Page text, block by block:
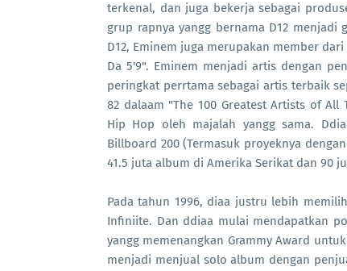
terkenal, dan juga bekerja sebagai
grup rapnya yangg bernama D12
D12, Eminem juga merupakan member
Da 5'9". Eminem menjadi artis dengan
peringkat perrtama sebagai artis terbaik
82 dalaam "The 100 Greatest Artists of
Hip Hop oleh majalah yangg sama.
Billboard 200 (Termasuk proyeknya
41.5 juta album di Amerika Serikat dan 90
Pada tahun 1996, diaa justru lebih
Infiniite. Dan ddiaa mulai mendapatkan
yangg memenangkan Grammy Award
menjadi menjual solo album dengan